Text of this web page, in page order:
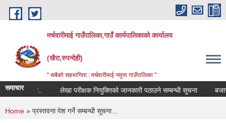
Skip to main content
मर्चवारीमाई गाउँपालिका,गाउँ कार्यपालिकाको कार्यालय
(खैरा,रुपन्देही)
" सबैको सहभागिता : मर्चवारीमाई नमुना गाउँपालिका "
समाचार
सूचना.. लेखा परीक्षक नियुक्तिको जानकारी पठाउने सम्बन्धी सूचना बजार
You are here
Home » प्रस्तवना पेश गर्ने सम्बन्धी सूचना...